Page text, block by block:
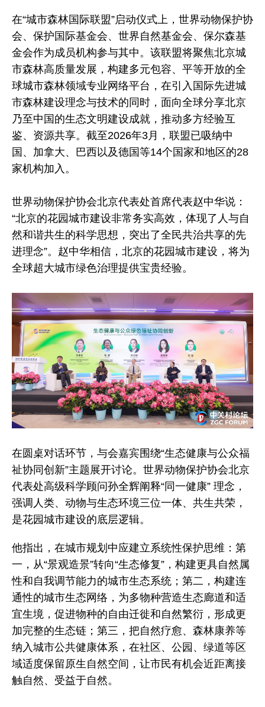
在“城市森林国际联盟”启动仪式上，世界动物保护协
会、保护国际基金会、世界自然基金会、保尔森基
金会作为成员机构参与其中。该联盟将聚焦北京城
市森林高质量发展，构建多元包容、平等开放的全
球城市森林领域专业网络平台，在引入国际先进城
市森林建设理念与技术的同时，面向全球分享北京
乃至中国的生态文明建设成就，推动多方经验互
鉴、资源共享。截至2026年3月，联盟已吸纳中
国、加拿大、巴西以及德国等14个国家和地区的28
家机构加入。
世界动物保护协会北京代表处首席代表赵中华说：
“北京的花园城市建设非常务实高效，体现了人与自
然和谐共生的科学思想，突出了全民共治共享的先
进理念”。赵中华相信，北京的花园城市建设，将为
全球超大城市绿色治理提供宝贵经验。
在圆桌对话环节，与会嘉宾围绕“生态健康与公众福
祉协同创新”主题展开讨论。世界动物保护协会北京
代表处高级科学顾问孙全辉阐释“同一健康” 理念，
强调人类、动物与生态环境三位一体、共生共荣，
是花园城市建设的底层逻辑。
他指出，在城市规划中应建立系统性保护思维：第
一，从“景观造景”转向“生态修复”，构建更具自然属
性和自我调节能力的城市生态系统；第二，构建连
通性的城市生态网络，为多物种营造生态廊道和适
宜生境，促进物种的自由迁徙和自然繁衍，形成更
加完整的生态链；第三，把自然疗愈、森林康养等
纳入城市公共健康体系，在社区、公园、绿道等区
域适度保留原生自然空间，让市民有机会近距离接
触自然、受益于自然。